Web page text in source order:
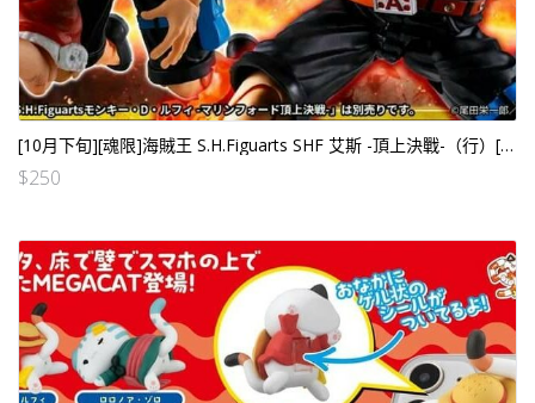
[10月下旬][魂限]海賊王 S.H.Figuarts SHF 艾斯 -頂上決戰-（行）[全數HK$580/訂$250]
$250